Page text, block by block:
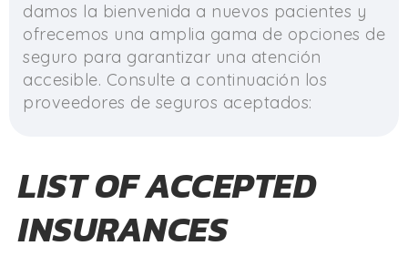
damos la bienvenida a nuevos pacientes y
ofrecemos una amplia gama de opciones de
seguro para garantizar una atención
accesible. Consulte a continuación los
proveedores de seguros aceptados:
LIST OF ACCEPTED
INSURANCES